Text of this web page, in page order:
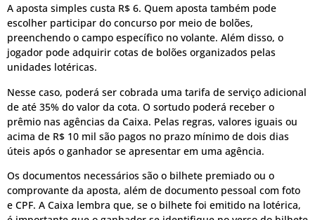
A aposta simples custa R$ 6. Quem aposta também pode
escolher participar do concurso por meio de bolões,
preenchendo o campo específico no volante. Além disso, o
jogador pode adquirir cotas de bolões organizados pelas
unidades lotéricas.
Nesse caso, poderá ser cobrada uma tarifa de serviço adicional
de até 35% do valor da cota. O sortudo poderá receber o
prêmio nas agências da Caixa. Pelas regras, valores iguais ou
acima de R$ 10 mil são pagos no prazo mínimo de dois dias
úteis após o ganhador se apresentar em uma agência.
Os documentos necessários são o bilhete premiado ou o
comprovante da aposta, além de documento pessoal com foto
e CPF. A Caixa lembra que, se o bilhete foi emitido na lotérica,